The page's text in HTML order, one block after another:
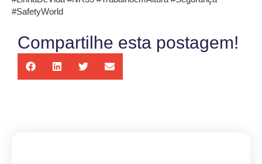
#SafetyWorld
Compartilhe esta postagem!